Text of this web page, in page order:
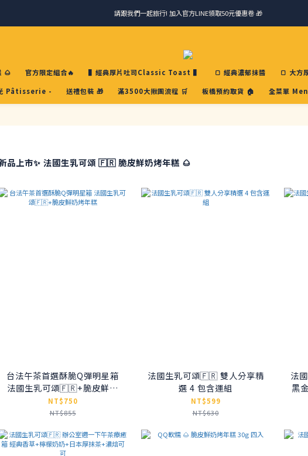
請跟我們一起旅行! 加入官方LINE領取50元優惠卷 🎁
馬踏祥雲添瑞氣，金馬報喜送吉祥 🐎 滿 888 冷凍免運費
ＣＨＲＩＳＰＹ會員好禮｜集點換購物金+生日禮，獨家優惠不錯過！
🌰 官方限定組合🔥 ▌經典厚片吐司Classic Toast ▌ 🍞 經典濃郁抹醬 🍞 大方
Pâtisserie -
送禮包裝 🎁 滿3500大揪團流程 🛒 板橋預約取貨 🏠 全菜單
品上市✨ 法國生乳可頌 🇫🇷 脆皮鮮奶烤年糕 🌰
台法午茶首選酥脆Q彈明星箱
法國生乳可頌🇫🇷+脆皮鮮奶
烤年糕
NT$750
NT$855
法國生乳可頌🇫🇷 雙人分享精
選 4 包含運組
NT$599
NT$630
法
黑